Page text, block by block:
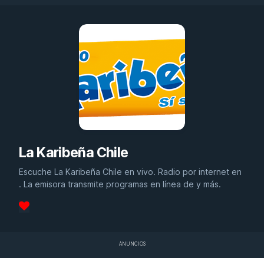
La Karibeña Chile
Escuche La Karibeña Chile en vivo. Radio por internet en
. La emisora transmite programas en línea de y más.
ANUNCIOS